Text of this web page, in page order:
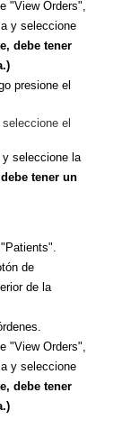
"View Orders",
y seleccione
debe tener
presione el
el
y seleccione la
tener un
de
de la
"View Orders",
y seleccione
debe tener